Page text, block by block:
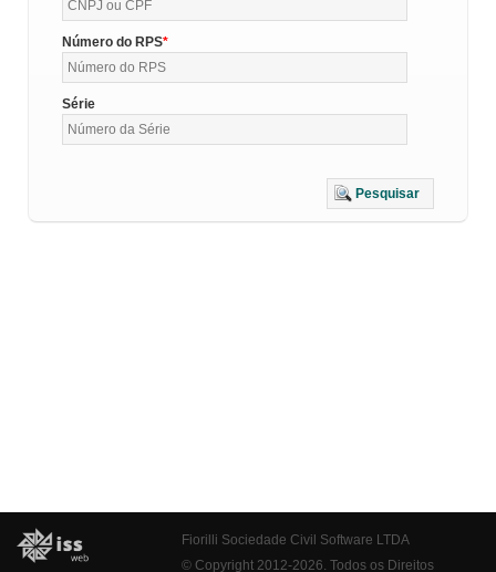
Número do RPS
Série
Pesquisar
Fiorilli Sociedade Civil Software LTDA
© Copyright 2012-2026. Todos os Direitos